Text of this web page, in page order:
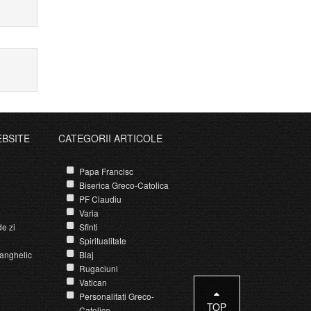
zi
CATEGORII ARTICOLE
Papa Francisc
Biserica Greco-Catolica
PF Claudiu
Varia
Sfinti
Spiritualitate
Blaj
Rugaciuni
Vatican
Personalitati Greco-
TOP